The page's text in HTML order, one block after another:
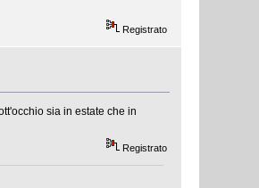
Registrato
sia in estate che in
Registrato